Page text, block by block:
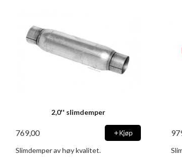
2,0'' slimdemper
769,00 Kjøp
Slimdemper av høy kvalitet.